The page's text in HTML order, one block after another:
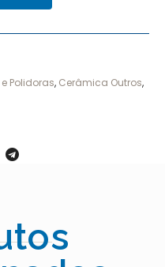
Polidoras, Cerâmica Outros,